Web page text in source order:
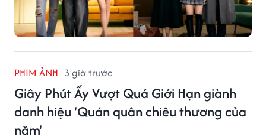
PHIM ẢNH 3 giờ trước
Giây Phút Ấy Vượt Quá Giới Hạn giành
danh hiệu 'Quán quân chiêu thương của
năm'